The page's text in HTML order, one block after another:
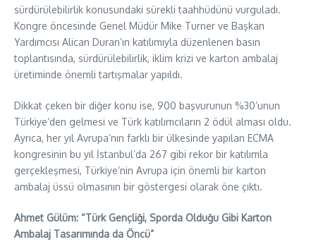
sürdürülebilirlik konusundaki sürekli taahhüdünü vurguladı.
Kongre öncesinde Genel Müdür Mike Turner ve Başkan
Yardımcısı Alican Duran’ın katılımıyla düzenlenen basın
toplantısında, sürdürülebilirlik, iklim krizi ve karton ambalaj
üretiminde önemli tartışmalar yapıldı.
Dikkat çeken bir diğer konu ise, 900 başvurunun %30’unun
Türkiye’den gelmesi ve Türk katılımcıların 2 ödül alması oldu.
Ayrıca, her yıl Avrupa’nın farklı bir ülkesinde yapılan ECMA
kongresinin bu yıl İstanbul’da 267 gibi rekor bir katılımla
gerçekleşmesi, Türkiye’nin Avrupa için önemli bir karton
ambalaj üssü olmasının bir göstergesi olarak öne çıktı.
Ahmet Gülüm: “Türk Gençliği, Sporda Olduğu Gibi Karton
Ambalaj Tasarımında da Öncü”